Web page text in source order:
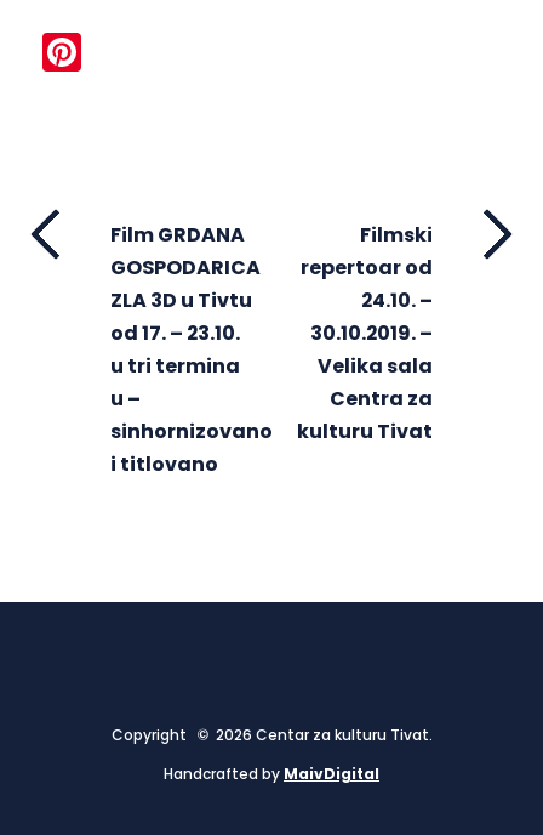
Film GRDANA
GOSPODARICA
ZLA 3D u Tivtu
od 17. – 23.10.
u tri termina
u –
sinhornizovano
i titlovano
Filmski
repertoar od
24.10. –
30.10.2019. –
Velika sala
Centra za
kulturu Tivat
Copyright © 2026 Centar za kulturu Tivat.
Handcrafted by MaivDigital